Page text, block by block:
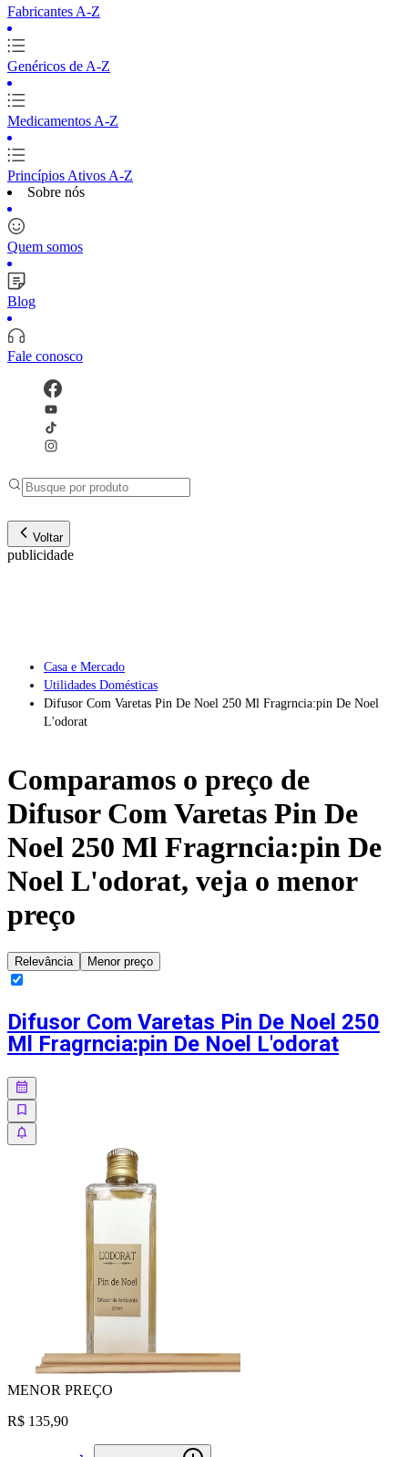
Fabricantes A-Z
Genéricos de A-Z
Medicamentos A-Z
Princípios Ativos A-Z
Sobre nós
Quem somos
Blog
Fale conosco
Voltar
publicidade
Casa e Mercado
Utilidades Domésticas
Difusor Com Varetas Pin De Noel 250 Ml Fragrncia:pin De Noel
L'odorat
Comparamos o preço de
Difusor Com Varetas Pin De
Noel 250 Ml Fragrncia:pin De
Noel L'odorat, veja o menor
preço
Relevância Menor preço
Difusor Com Varetas Pin De Noel 250
Ml Fragrncia:pin De Noel L'odorat
MENOR PREÇO
R$ 135,90